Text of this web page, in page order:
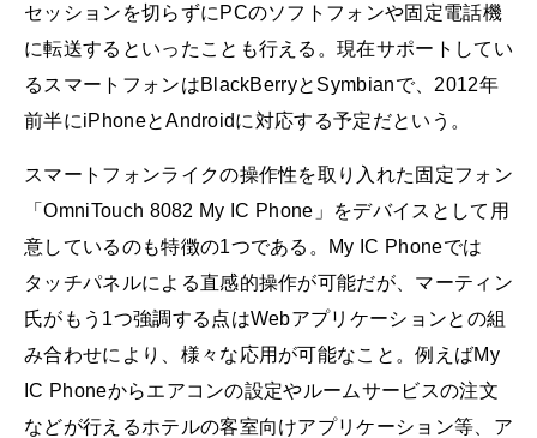
セッションを切らずにPCのソフトフォンや固定電話機
に転送するといったことも行える。現在サポートしてい
るスマートフォンはBlackBerryとSymbianで、2012年
前半にiPhoneとAndroidに対応する予定だという。
スマートフォンライクの操作性を取り入れた固定フォン
「OmniTouch 8082 My IC Phone」をデバイスとして用
意しているのも特徴の1つである。My IC Phoneでは
タッチパネルによる直感的操作が可能だが、マーティン
氏がもう1つ強調する点はWebアプリケーションとの組
み合わせにより、様々な応用が可能なこと。例えばMy
IC Phoneからエアコンの設定やルームサービスの注文
などが行えるホテルの客室向けアプリケーション等、ア